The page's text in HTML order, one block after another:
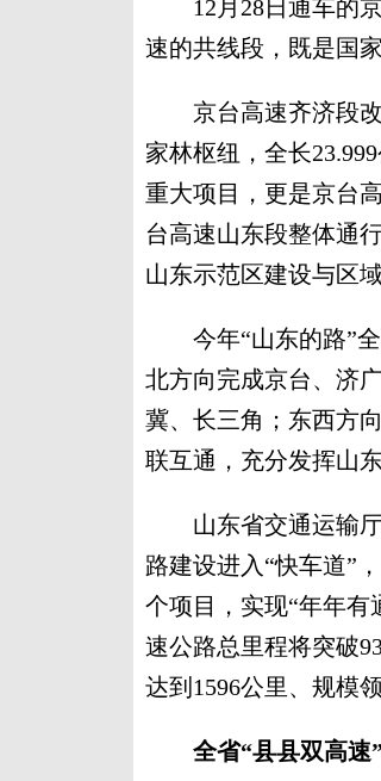
12月28日通车的京
速的共线段，既是国
京台高速齐济段改
家林枢纽，全长
重大项目，更是京台
台高速山东段整体通
山东示范区建设与区
今年“山东的路”全
北方向完成京台、济
冀、长三角；东西方
联互通，充分发挥山
山东省交通运输厅
路建设进入“快车道”
个项目，实现“年年有
速公路总里程将突破
达到1596公里、规模
全省“县县双高速”